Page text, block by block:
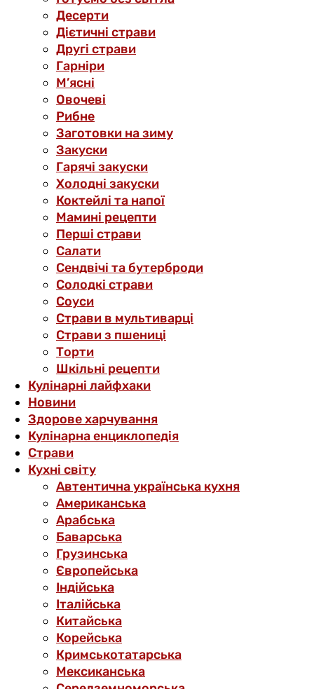
Десерти
Дієтичні страви
Другі страви
Гарніри
М’ясні
Овочеві
Рибне
Заготовки на зиму
Закуски
Гарячі закуски
Холодні закуски
Коктейлі та напої
Мамині рецепти
Перші страви
Салати
Сендвічі та бутерброди
Солодкі страви
Соуси
Страви в мультиварці
Страви з пшениці
Торти
Шкільні рецепти
Кулінарні лайфхаки
Новини
Здорове харчування
Кулінарна енциклопедія
Страви
Кухні світу
Автентична українська кухня
Американська
Арабська
Баварська
Грузинська
Європейська
Індійська
Італійська
Китайська
Корейська
Кримськотатарська
Мексиканська